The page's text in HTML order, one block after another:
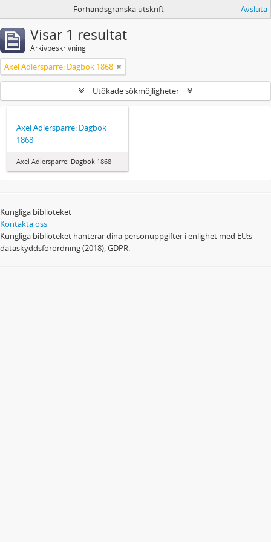
Förhandsgranska utskrift Avsluta
Visar 1 resultat
Arkivbeskrivning
Axel Adlersparre: Dagbok 1868
Utökade sökmöjligheter
Axel Adlersparre: Dagbok
1868
Axel Adlersparre: Dagbok 1868
Kungliga biblioteket
Kontakta oss
Kungliga biblioteket hanterar dina personuppgifter i enlighet med EU:s
dataskyddsförordning (2018), GDPR.